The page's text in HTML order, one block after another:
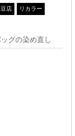
店 リカラー
グの染め直し